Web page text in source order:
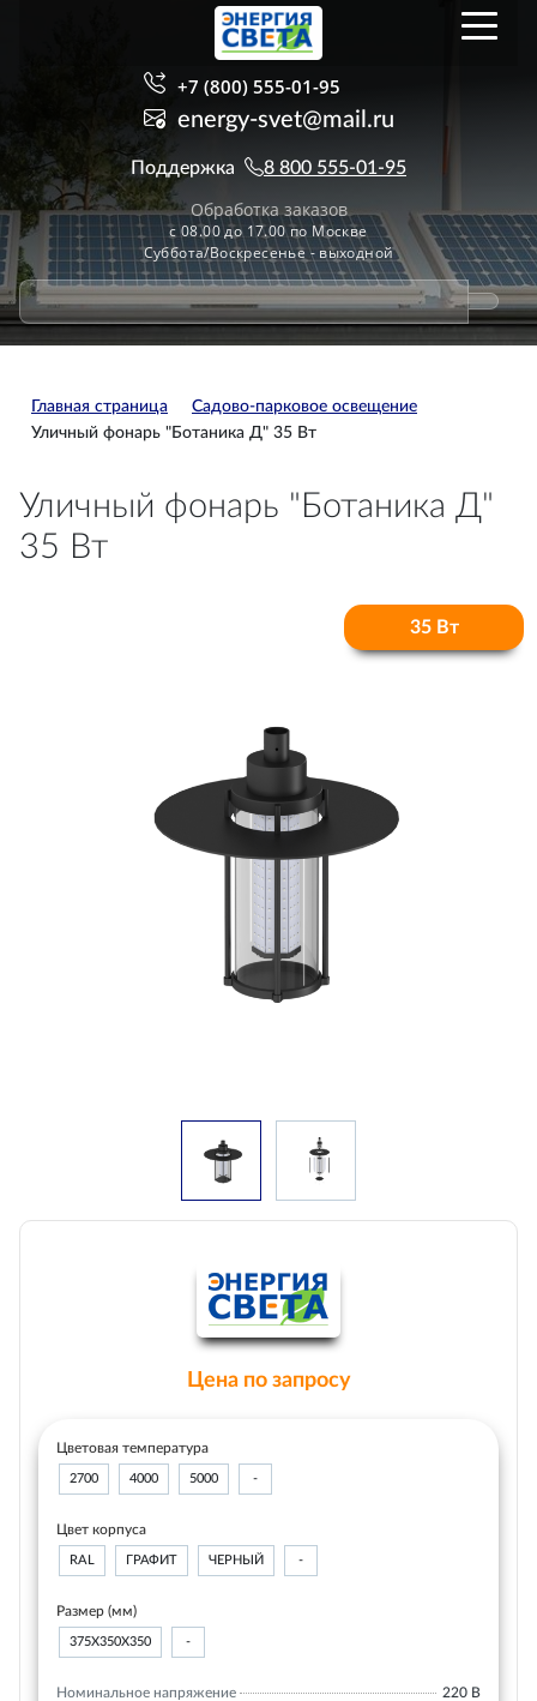
+7 (800) 555-01-95
energy-svet@mail.ru
Поддержка 8 800 555-01-95
Обработка заказов
с 08.00 до 17.00 по Москве
Суббота/Воскресенье - выходной
Главная страница
Садово-парковое освещение
Уличный фонарь "Ботаника Д" 35 Вт
Уличный фонарь "Ботаника Д"
35 Вт
35 Вт
Цена по запросу
Цветовая температура
2700 4000 5000 -
Цвет корпуса
RAL ГРАФИТ ЧЕРНЫЙ -
Размер (мм)
375Х350Х350 -
Номинальное напряжение
220 В